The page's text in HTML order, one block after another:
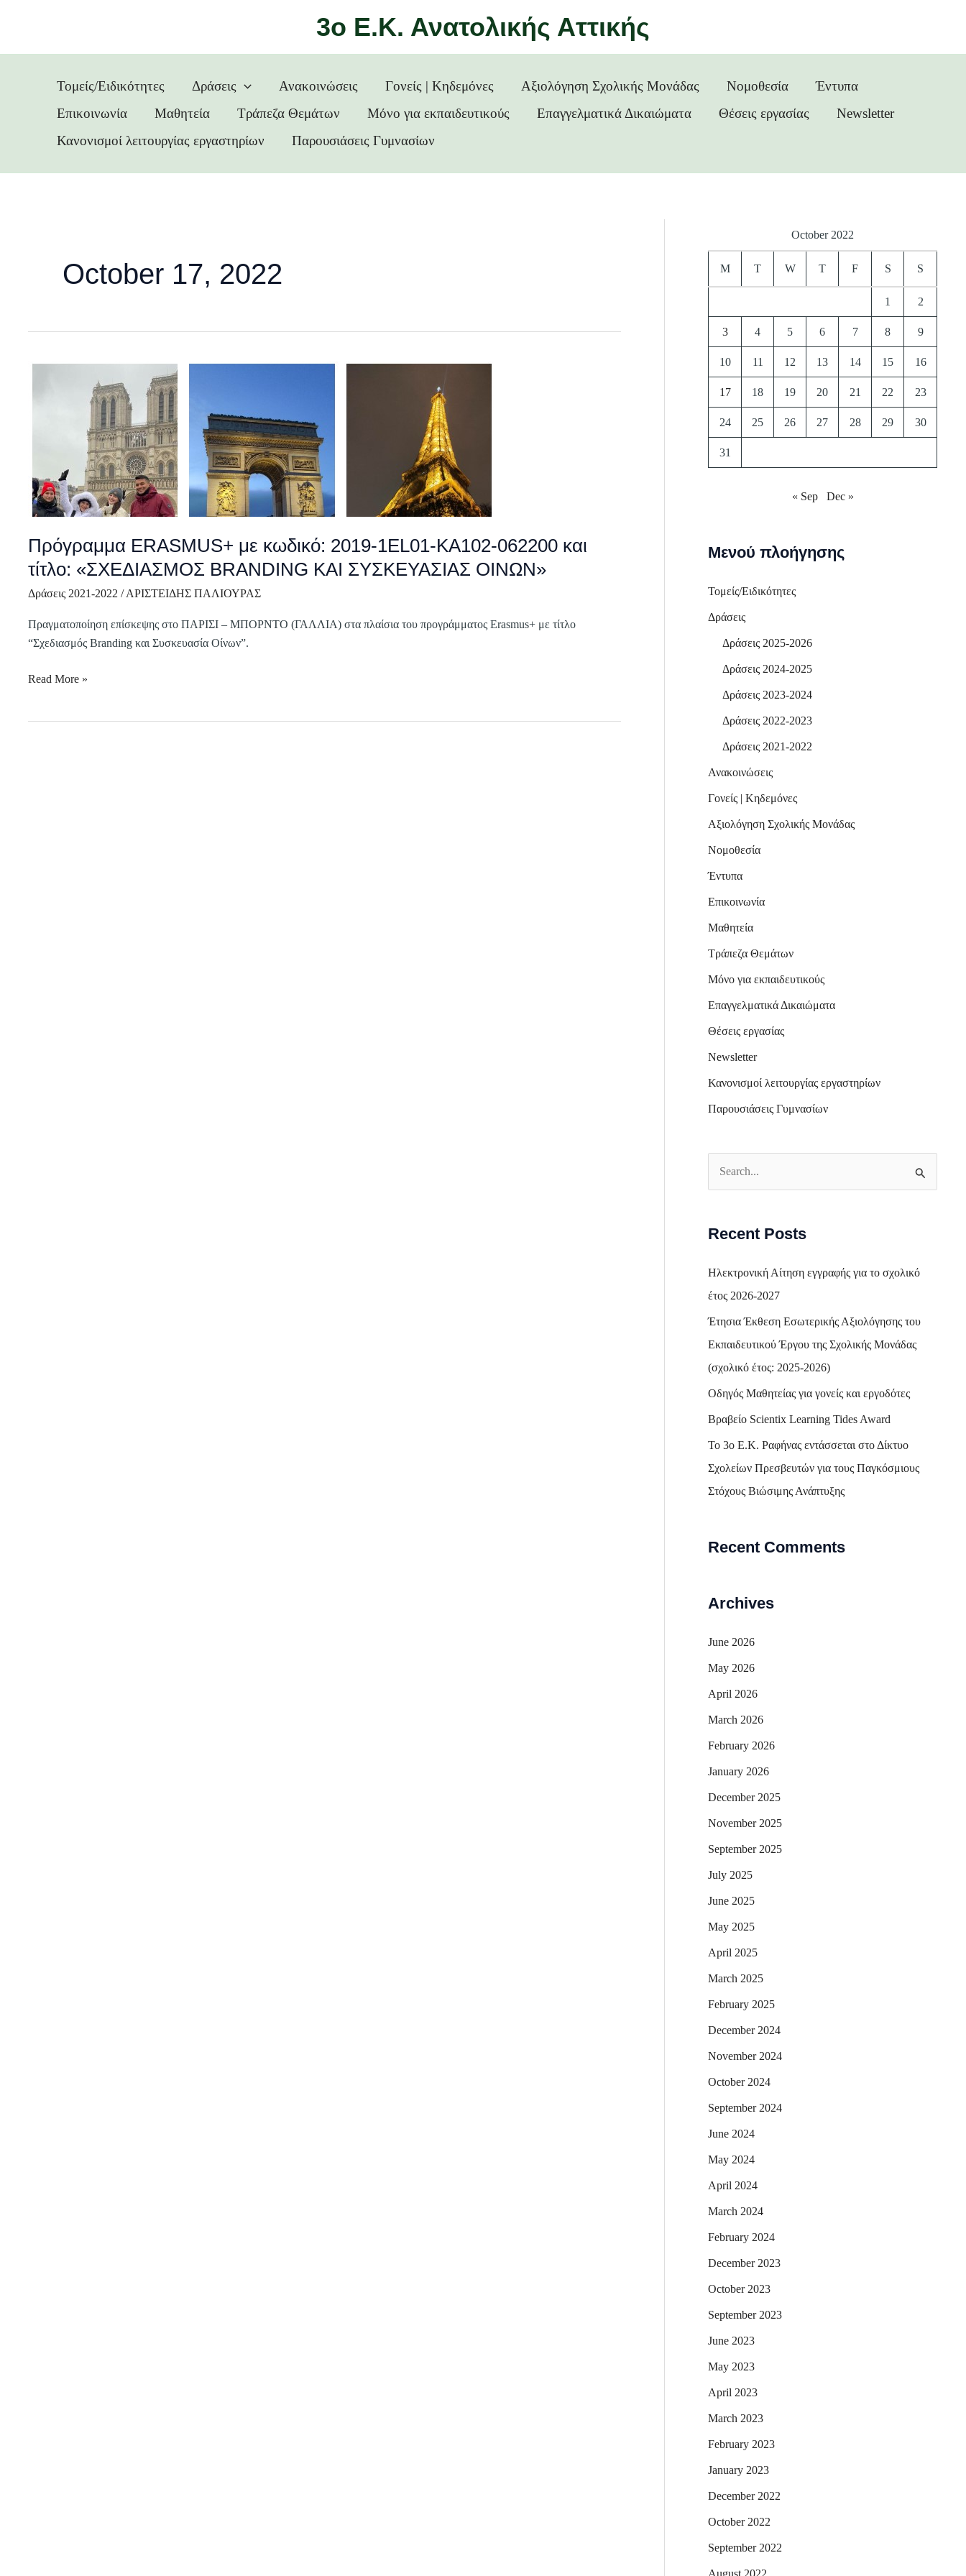
3ο Ε.Κ. Ανατολικής Αττικής
Τομείς/Ειδικότητες Δράσεις Ανακοινώσεις Γονείς | Κηδεμόνες Αξιολόγηση Σχολικής Μονάδας Νομοθεσία
Έντυπα
Επικοινωνία
Μαθητεία Τράπεζα Θεμάτων Μόνο για εκπαιδευτικούς Επαγγελματικά Δικαιώματα Θέσεις εργασίας
Newsletter
Κανονισμοί λειτουργίας εργαστηρίων
Παρουσιάσεις Γυμνασίων
October 17, 2022
Πρόγραμμα ERASMUS+ με κωδικό: 2019-1EL01-KA102-062200 και
τίτλο: «ΣΧΕΔΙΑΣΜΟΣ BRANDING ΚΑΙ ΣΥΣΚΕΥΑΣΙΑΣ ΟΙΝΩΝ»
Δράσεις 2021-2022 /ΑΡΙΣΤΕΙΔΗΣ ΠΑΛΙΟΥΡΑΣ
Πραγματοποίηση επίσκεψης στο ΠΑΡΙΣΙ – ΜΠΟΡΝΤΟ (ΓΑΛΛΙΑ) στα πλαίσια του προγράμματος Erasmus+ με τίτλο
“Σχεδιασμός Branding και Συσκευασία Οίνων”.
KA102-
062200
και
τίτλο:
«ΣΧΕΔΙΑΣΜΟΣ
BRANDING
ΚΑΙ
ΟΙΝΩΝ»
Read More »
October 2022
M T W T F S S
1 2
3 4 5 6 7 8 9
10 11 12 13 14 15 16
17 18 19 20 21 22 23
24 25 26 27 28 29 30
31
« Sep Dec »
Μενού πλοήγησης
Τομείς/Ειδικότητες
Δράσεις
Δράσεις 2025-2026
Δράσεις 2024-2025
Δράσεις 2023-2024
Δράσεις 2022-2023
Δράσεις 2021-2022
Ανακοινώσεις
Γονείς | Κηδεμόνες
Αξιολόγηση Σχολικής Μονάδας
Νομοθεσία
Έντυπα
Επικοινωνία
Μαθητεία
Τράπεζα Θεμάτων
Μόνο για εκπαιδευτικούς
Επαγγελματικά Δικαιώματα
Θέσεις εργασίας
Newsletter
Κανονισμοί λειτουργίας εργαστηρίων
Παρουσιάσεις Γυμνασίων
c
h
Recent Posts
Ηλεκτρονική Αίτηση εγγραφής για το σχολικό
έτος 2026-2027
Έτησια Έκθεση Εσωτερικής Αξιολόγησης του
Εκπαιδευτικού Έργου της Σχολικής Μονάδας
(σχολικό έτος: 2025-2026)
Οδηγός Μαθητείας για γονείς και εργοδότες
Βραβείο Scientix Learning Tides Award
Το 3ο Ε.Κ. Ραφήνας εντάσσεται στο Δίκτυο
Σχολείων Πρεσβευτών για τους Παγκόσμιους
Στόχους Βιώσιμης Ανάπτυξης
Recent Comments
Archives
June 2026
May 2026
April 2026
March 2026
February 2026
January 2026
December 2025
November 2025
September 2025
July 2025
June 2025
May 2025
April 2025
March 2025
February 2025
December 2024
November 2024
October 2024
September 2024
June 2024
May 2024
April 2024
March 2024
February 2024
December 2023
October 2023
September 2023
June 2023
May 2023
April 2023
March 2023
February 2023
January 2023
December 2022
October 2022
September 2022
August 2022